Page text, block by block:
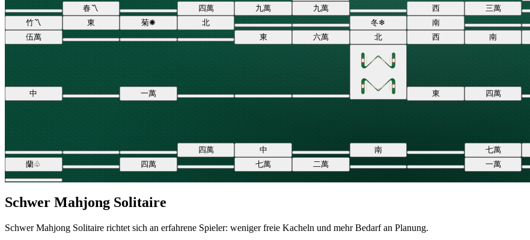
春〽 四萬 九萬 九萬 西 三萬
竹〽 東 菊✺ 北 冬❄
南
伍萬 東 六萬 北 西 南
中 一萬 東 四萬
四萬 中 南 七萬
蘭♧ 四萬 七萬 二萬 一萬
Schwer Mahjong Solitaire
Schwer Mahjong Solitaire richtet sich an erfahrene Spieler: weniger freie Kacheln und mehr Bedarf an Planung.